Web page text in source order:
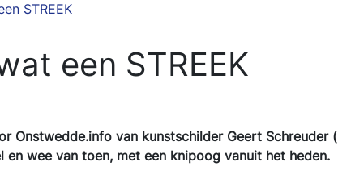
STREEK
een STREEK
Onstwedde.info van kunstschilder Geert Schreuder (
wee van toen, met een knipoog vanuit het heden.